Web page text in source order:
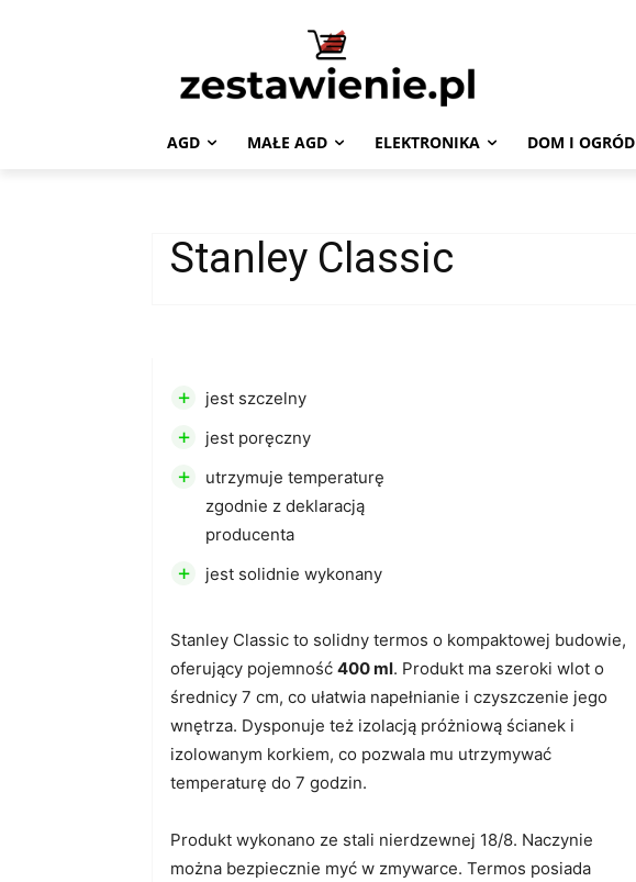
AGD MAŁE AGD ELEKTRONIKA DOM I OGRÓD
Stanley Classic
Stanley Classic to solidny termos o kompaktowej budowie,
oferujący pojemność 400 ml. Produkt ma szeroki wlot o
średnicy 7 cm, co ułatwia napełnianie i czyszczenie jego
wnętrza. Dysponuje też izolacją próżniową ścianek i
izolowanym korkiem, co pozwala mu utrzymywać
temperaturę do 7 godzin.
Produkt wykonano ze stali nierdzewnej 18/8. Naczynie
można bezpiecznie myć w zmywarce. Termos posiada
+ jest szczelny
+ jest poręczny
+
utrzymuje temperaturę
zgodnie z deklaracją
producenta
+ jest solidnie wykonany